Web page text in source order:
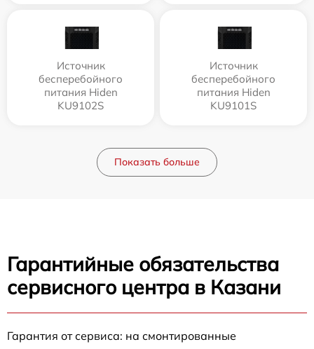
Источник
бесперебойного
питания Hiden
KU9102S
Источник
бесперебойного
питания Hiden
KU9101S
Показать больше
Гарантийные обязательства
сервисного центра в Казани
Гарантия от сервиса: на смонтированные